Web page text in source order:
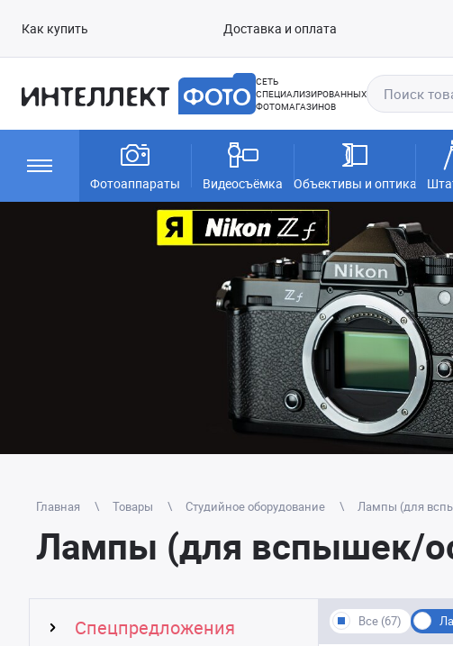
Как купить Доставка и оплата
СЕТЬ
СПЕЦИАЛИЗИРОВАННЫХ
ФОТОМАГАЗИНОВ
Фотоаппараты Видеосъёмка Объективы и оптика
Главная Товары Студийное оборудование Лампы (для
Лампы (для вспышек/
Спецпредложения Все (67)